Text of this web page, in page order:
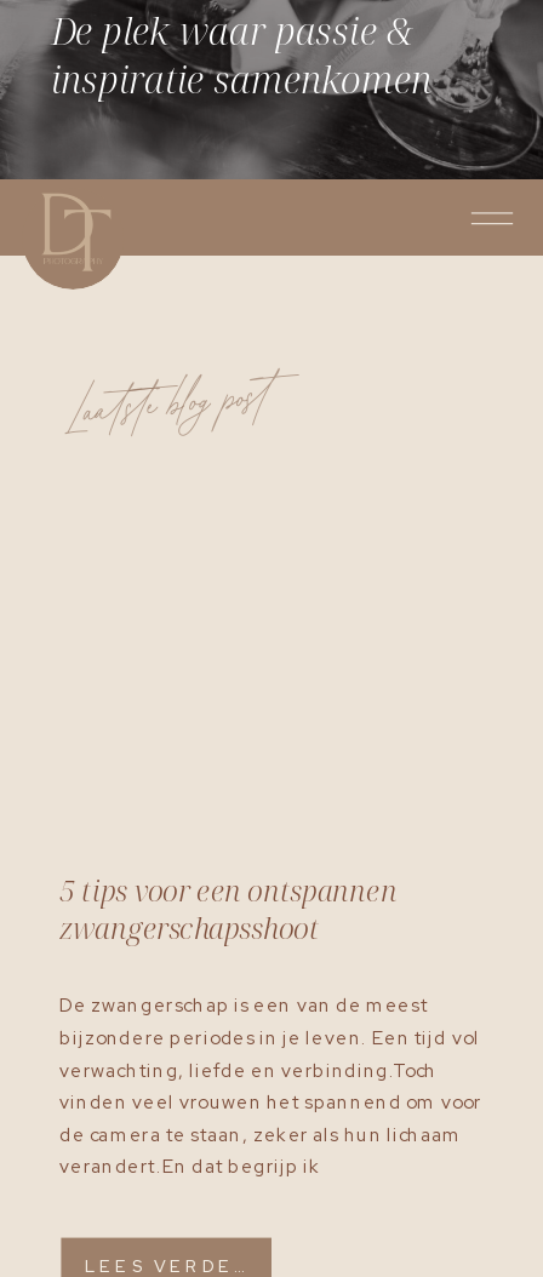
De plek waar passie &
inspiratie samenkomen
De zwangerschap is een van de meest
bijzondere periodes in je leven. Een tijd vol
verwachting, liefde en verbinding.Toch
vinden veel vrouwen het spannend om voor
de camera te staan, zeker als hun lichaam
verandert.En dat begrijp ik
draait het niet om perfectie, maar om het
vastleggen van echt gevoel.Met de juiste
5 tips voor een ontspannen
zwangerschapsshoot
Laatste blog post